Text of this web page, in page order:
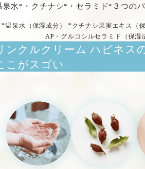
泉水* ・クチナシ* ・セラミド* ３つの
*温泉水（保湿成分） *クチナシ果実エキス（
AP・グルコシルセラミド（保湿
ンクルクリーム ハピネス
こがスゴい